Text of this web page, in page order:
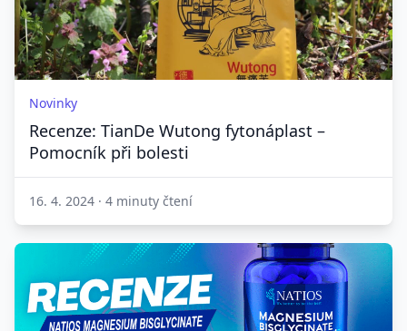
Novinky
Recenze: TianDe Wutong fytonáplast –
Pomocník při bolesti
16. 4. 2024 · 4 minuty čtení